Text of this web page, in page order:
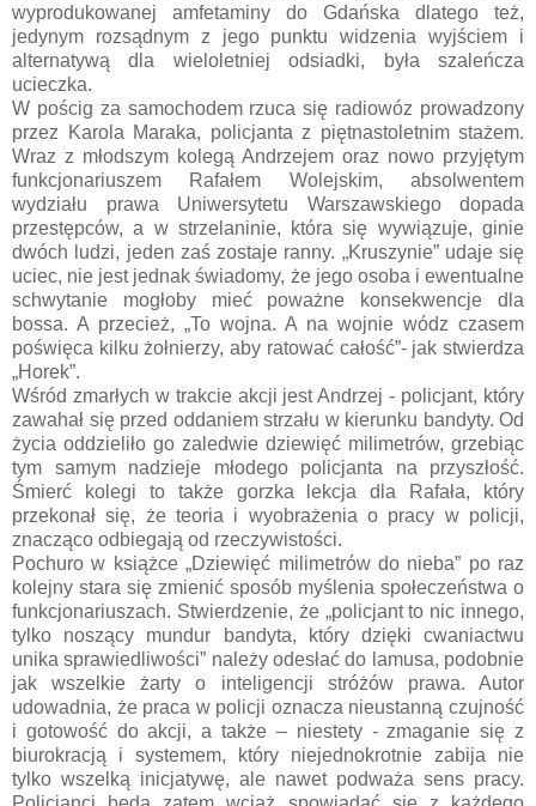
wyprodukowanej amfetaminy do Gdańska dlatego też,
jedynym rozsądnym z jego punktu widzenia wyjściem i
alternatywą dla wieloletniej odsiadki, była szaleńcza
ucieczka.
W pościg za samochodem rzuca się radiowóz prowadzony
przez Karola Maraka, policjanta z piętnastoletnim stażem.
Wraz z młodszym kolegą Andrzejem oraz nowo przyjętym
funkcjonariuszem Rafałem Wolejskim, absolwentem
wydziału prawa Uniwersytetu Warszawskiego dopada
przestępców, a w strzelaninie, która się wywiązuje, ginie
dwóch ludzi, jeden zaś zostaje ranny. „Kruszynie” udaje się
uciec, nie jest jednak świadomy, że jego osoba i ewentualne
schwytanie mogłoby mieć poważne konsekwencje dla
bossa. A przecież, „To wojna. A na wojnie wódz czasem
poświęca kilku żołnierzy, aby ratować całość”- jak stwierdza
„Horek”.
Wśród zmarłych w trakcie akcji jest Andrzej - policjant, który
zawahał się przed oddaniem strzału w kierunku bandyty. Od
życia oddzieliło go zaledwie dziewięć milimetrów, grzebiąc
tym samym nadzieje młodego policjanta na przyszłość.
Śmierć kolegi to także gorzka lekcja dla Rafała, który
przekonał się, że teoria i wyobrażenia o pracy w policji,
znacząco odbiegają od rzeczywistości.
Pochuro w książce „Dziewięć milimetrów do nieba” po raz
kolejny stara się zmienić sposób myślenia społeczeństwa o
funkcjonariuszach. Stwierdzenie, że „policjant to nic innego,
tylko noszący mundur bandyta, który dzięki cwaniactwu
unika sprawiedliwości” należy odesłać do lamusa, podobnie
jak wszelkie żarty o inteligencji stróżów prawa. Autor
udowadnia, że praca w policji oznacza nieustanną czujność
i gotowość do akcji, a także – niestety - zmaganie się z
biurokracją i systemem, który niejednokrotnie zabija nie
tylko wszelką inicjatywę, ale nawet podważa sens pracy.